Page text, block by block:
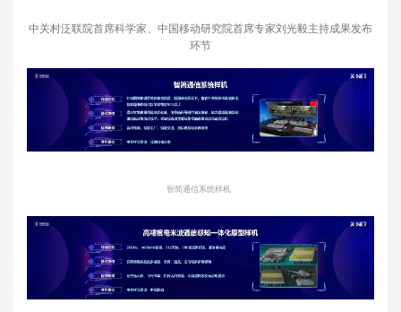
中关村泛联院首席科学家、中国移动研究院首席专家刘光毅主持成果发布
环节
智简通信系统样机